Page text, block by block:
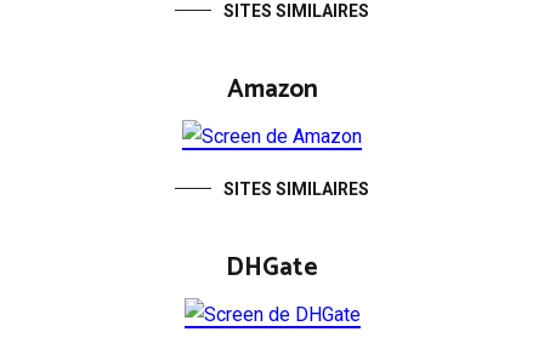
SITES SIMILAIRES
Amazon
SITES SIMILAIRES
DHGate